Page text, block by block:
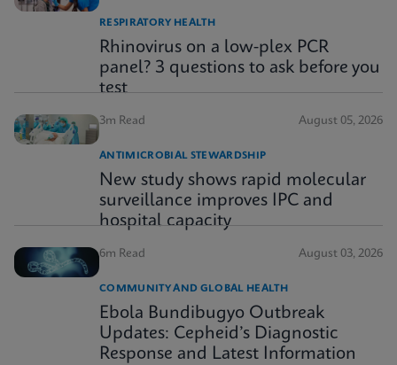
RESPIRATORY HEALTH
Rhinovirus on a low-plex PCR
panel? 3 questions to ask before you
test
3m Read August 05, 2026
ANTIMICROBIAL STEWARDSHIP
New study shows rapid molecular
surveillance improves IPC and
hospital capacity
6m Read August 03, 2026
COMMUNITY AND GLOBAL HEALTH
Ebola Bundibugyo Outbreak
Updates: Cepheid’s Diagnostic
Response and Latest Information